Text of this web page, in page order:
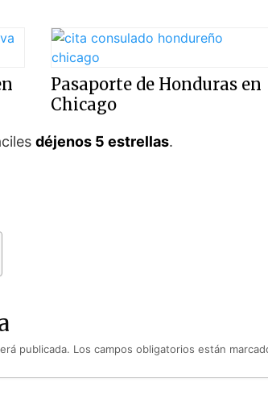
Pasaporte de Honduras en
Chicago
déjenos 5 estrellas.
publicada. Los campos obligatorios están